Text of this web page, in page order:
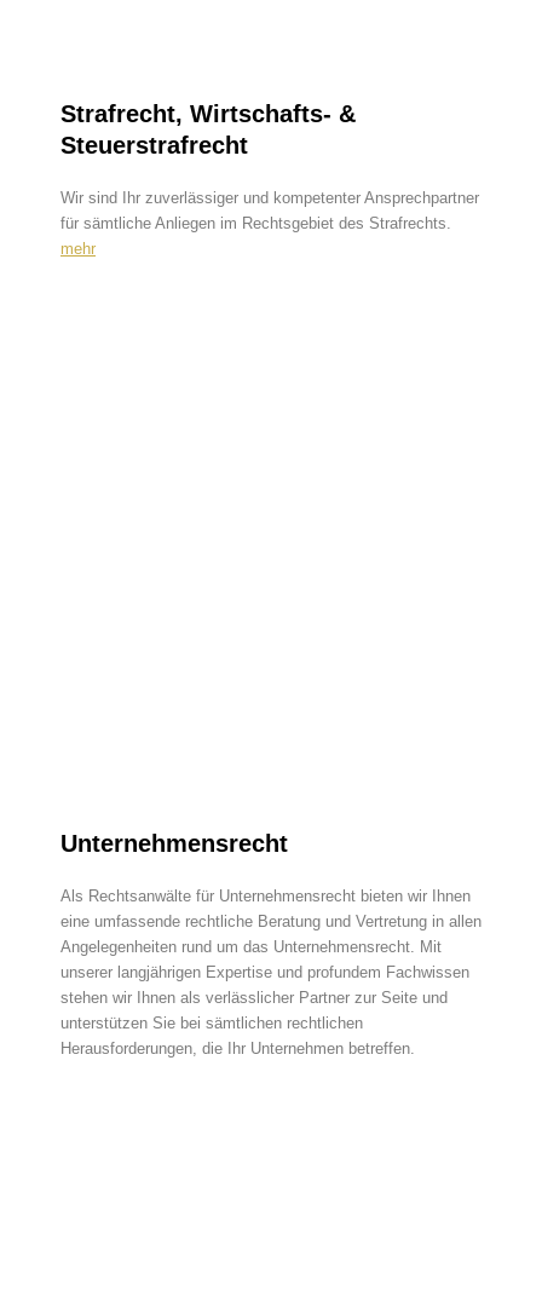
Strafrecht, Wirtschafts- &
Steuerstrafrecht
Wir sind Ihr zuverlässiger und kompetenter Ansprechpartner
für sämtliche Anliegen im Rechtsgebiet des Strafrechts.
mehr
Unternehmensrecht
Als Rechtsanwälte für Unternehmensrecht bieten wir Ihnen
eine umfassende rechtliche Beratung und Vertretung in allen
Angelegenheiten rund um das Unternehmensrecht. Mit
unserer langjährigen Expertise und profundem Fachwissen
stehen wir Ihnen als verlässlicher Partner zur Seite und
unterstützen Sie bei sämtlichen rechtlichen
Herausforderungen, die Ihr Unternehmen betreffen.